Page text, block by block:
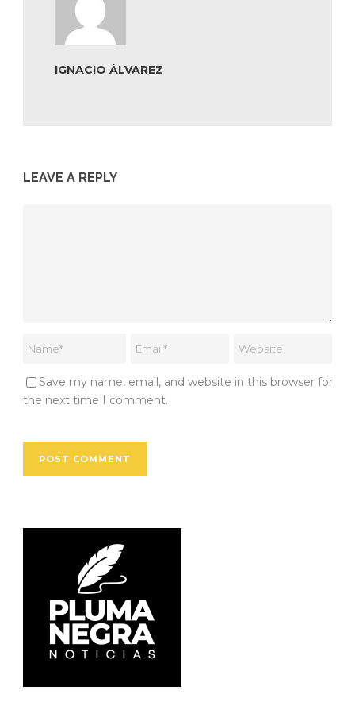
IGNACIO ÁLVAREZ
LEAVE A REPLY
Save my name, email, and website in this browser for
the next time I comment.